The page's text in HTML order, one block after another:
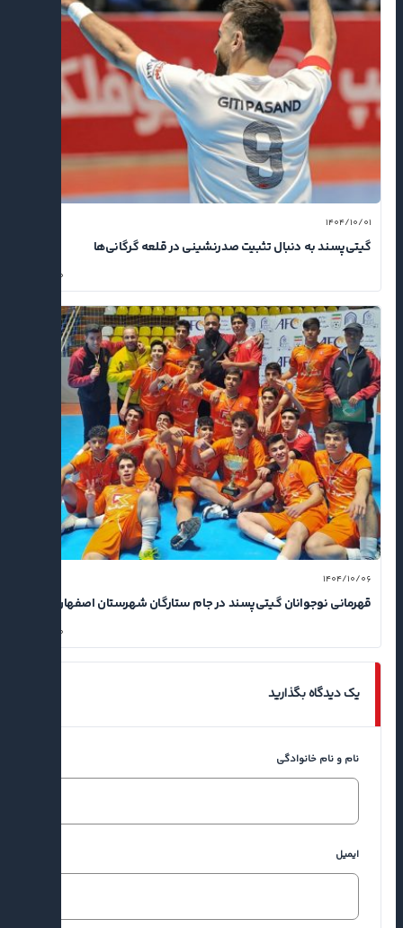
۱۴۰۴/۱۰/۰۱
گیتی‌پسند به دنبال تثبیت صدرنشینی در قلعه گرگانی‌ها
۰
۱۴۰۴/۱۰/۰۶
قهرمانی نوجوانان گیتی‌پسند در جام ستارگان شهرستان اصفهان
۰
یک دیدگاه بگذارید
نام و نام خانوادگی
ایمیل